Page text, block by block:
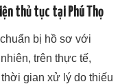
thủ tục tại Phú Thọ
bị hồ sơ với
trên thực tế,
gian xử lý do thiếu